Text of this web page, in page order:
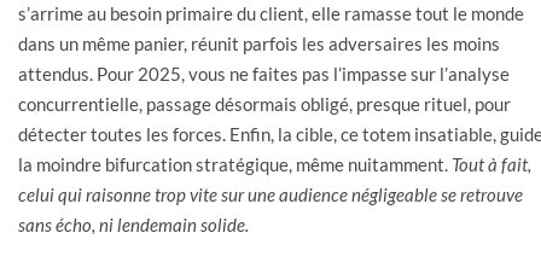
s’arrime au besoin primaire du client, elle ramasse tout le monde
dans un même panier, réunit parfois les adversaires les moins
attendus. Pour 2025, vous ne faites pas l’impasse sur l’analyse
concurrentielle, passage désormais obligé, presque rituel, pour
détecter toutes les forces. Enfin, la cible, ce totem insatiable,
la moindre bifurcation stratégique, même nuitamment. Tout à fait,
celui qui raisonne trop vite sur une audience négligeable se retrouve
sans écho, ni lendemain solide.